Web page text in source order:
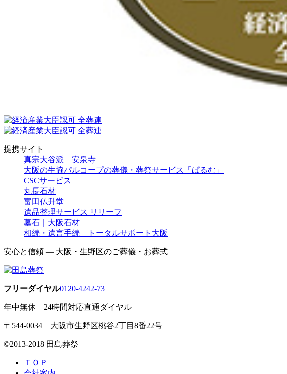
提携サイト
真宗大谷派 安泉寺
大阪の生協パルコープの葬儀・葬祭サービス「ぱるむ」
CSCサービス
丸長石材
富田仏升堂
遺品整理サービス リリーフ
墓石｜大阪石材
相続・遺言手続 トータルサポート大阪
安心と信頼 ― 大阪・生野区のご葬儀・お葬式
フリーダイヤル0120-4242-73
年中無休 24時間対応直通ダイヤル
〒544-0034 大阪市生野区桃谷2丁目8番22号
©2013-2018 田島葬祭
ＴＯＰ